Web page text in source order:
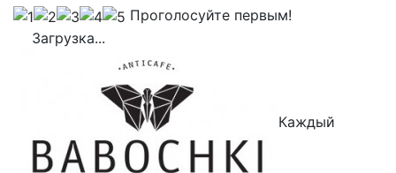
Проголосуйте первым!
Загрузка...
Каждый